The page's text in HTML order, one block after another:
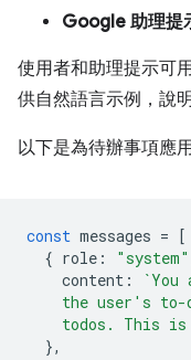
Google 助理提
使用者和助理提示可
供自然語言示例，說
以下是為待辦事項應
const messages = [
{ role : "system"
content :
the user's
todos. This
},